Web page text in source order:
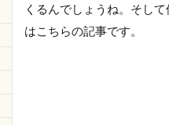
くるんでしょうね。そし
はこちらの記事です。